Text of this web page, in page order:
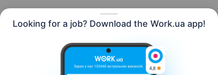
Looking for a job? Download the Work.ua app!